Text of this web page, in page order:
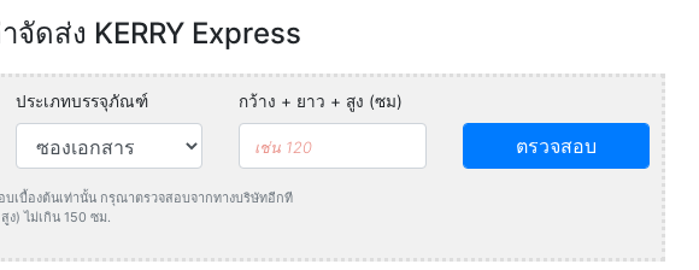
ดส่ง KERRY Express
ประเภทบรรจุภัณฑ์ กว้าง + ยาว + สูง (ซม)
ตรวจสอบ
บเบื้องต้นเท่านั้น กรุณาตรวจสอบจากทางบริษัทอีกที
ง) ไม่เกิน 150 ซม.